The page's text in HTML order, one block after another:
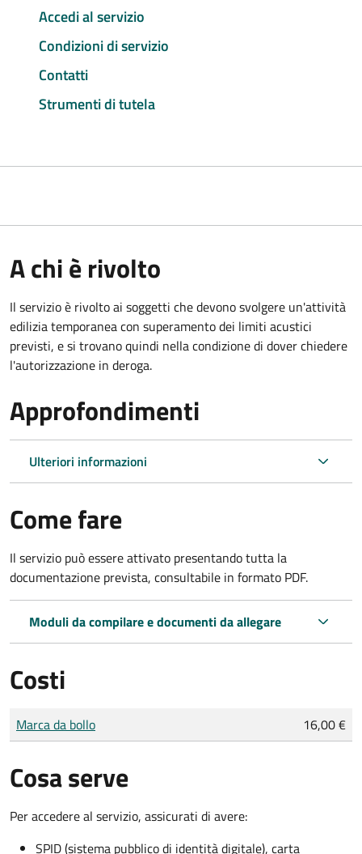
Accedi al servizio
Condizioni di servizio
Contatti
Strumenti di tutela
A chi è rivolto
Il servizio è rivolto ai soggetti che devono svolgere un'attività
edilizia temporanea con superamento dei limiti acustici
previsti, e si trovano quindi nella condizione di dover chiedere
l'autorizzazione in deroga.
Approfondimenti
Ulteriori informazioni
Come fare
Il servizio può essere attivato presentando tutta la
documentazione prevista, consultabile in formato PDF.
Moduli da compilare e documenti da allegare
Costi
Tipo di pagamento
Importo
Marca da bollo 16,00 €
Cosa serve
Per accedere al servizio, assicurati di avere:
SPID (sistema pubblico di identità digitale), carta